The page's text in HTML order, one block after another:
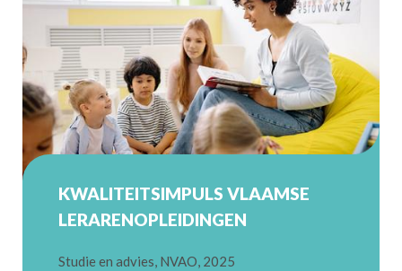
KWALITEITSIMPULS VLAAMSE
LERARENOPLEIDINGEN
Studie en advies, NVAO, 2025